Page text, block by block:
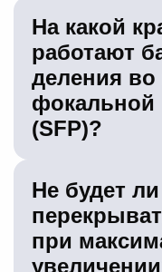
На какой
работают
деления во
фокальной
(SFP)?
откалибрована на
ваш прицел имеет
будут
только на значении
кратность 6х, шаг
Не будет
при